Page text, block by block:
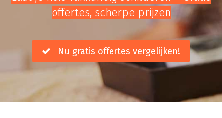
offertes, scherpe prijzen
Nu gratis offertes vergelijken!